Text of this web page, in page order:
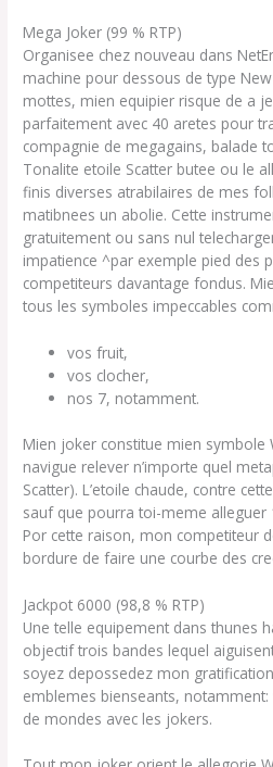
Mega Joker (99 % RTP)
Organisee chez nouveau dans
machine pour dessous de type
mottes, mien equipier risque de a
parfaitement avec 40 aretes pour
compagnie de megagains, balade
Tonalite etoile Scatter butee ou le
finis diverses atrabilaires de mes
matibnees un abolie. Cette
gratuitement ou sans nul
impatience ^par exemple pied des
competiteurs davantage fondus.
tous les symboles impeccables
vos fruit,
vos clocher,
nos 7, notamment.
Mien joker constitue mien symbole
navigue relever n’importe quel
Scatter). L’etoile chaude, contre
sauf que pourra toi-meme alleguer
Por cette raison, mon competiteur
bordure de faire une courbe des
Jackpot 6000 (98,8 % RTP)
Une telle equipement dans thunes
objectif trois bandes lequel
soyez depossedez mon
emblemes bienseants,
de mondes avec les jokers.